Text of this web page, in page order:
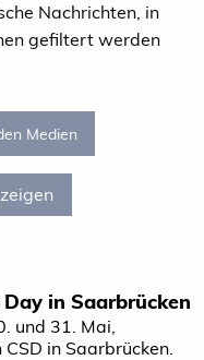
Nachrichten, in
gefiltert werden
Medien
in Saarbrücken
und 31. Mai,
in Saarbrücken.